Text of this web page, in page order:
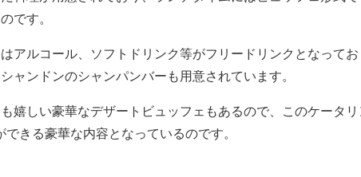
です。
アルコール、ソフトドリンク等がフリードリンクとなってお
ャンドンのシャンパンバーも用意されています。
嬉しい豪華なデザートビュッフェもあるので、このケータ
きる豪華な内容となっているのです。